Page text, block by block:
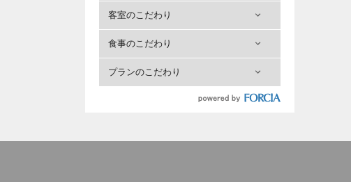
客室のこだわり
食事のこだわり
プランのこだわり